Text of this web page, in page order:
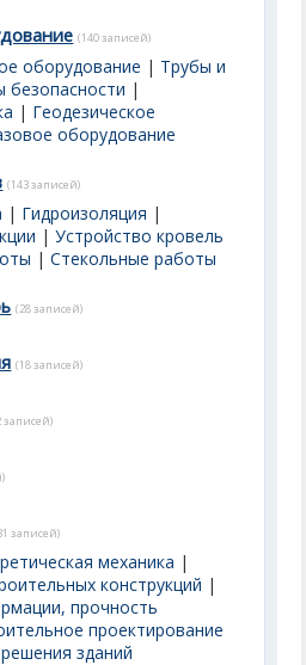
(140 записей)
оборудование | Трубы и
безопасности |
| Геодезическое
оборудование
(143 записей)
| Гидроизоляция |
|Устройство кровель
|Стекольные работы
(28 записей)
(18 записей)
записей)
записей)
механика |
конструкций |
прочность
проектирование
зданий